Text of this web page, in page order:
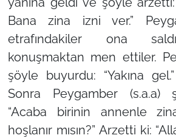
Bana zina izni ver.”
etrafındakiler ona
konuşmaktan men ettiler.
şöyle buyurdu: “Yakına
Sonra Peygamber (s.a.a)
“Acaba birinin annenle
hoşlanır mısın?” Arzetti ki: